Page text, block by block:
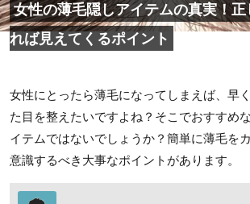
女性の薄毛隠しアイテムの真実！
れば見えてくるポイント
女性にとったら薄毛になってしまえば、早
た目を整えたいですよね？そこでおすすめ
イテムではないでしょうか？簡単に薄毛を
意識するべき大事なポイントがあります。